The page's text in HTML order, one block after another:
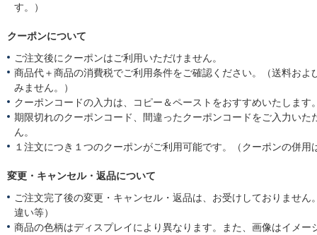
す。）
クーポンについて
ご注文後にクーポンはご利用いただけません。
商品代＋商品の消費税でご利用条件をご確認ください。（送料およ
みません。）
クーポンコードの入力は、コピー＆ペーストをおすすめいたします
期限切れのクーポンコード、間違ったクーポンコードをご入力いた
ん。
１注文につき１つのクーポンがご利用可能です。（クーポンの併用
変更・キャンセル・返品について
ご注文完了後の変更・キャンセル・返品は、お受けしておりません
違い等）
商品の色柄はディスプレイにより異なります。また、画像はイメー